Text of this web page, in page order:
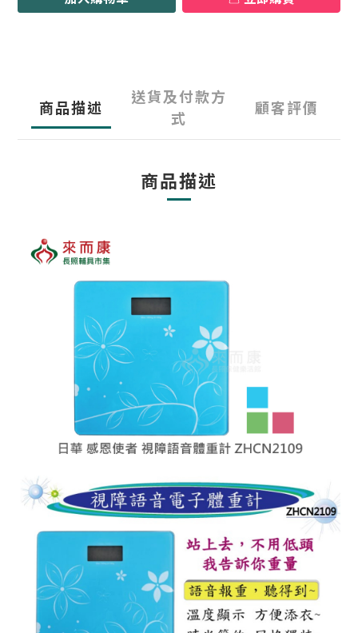
商品描述
送貨及付款方
式
顧客評價
商品描述